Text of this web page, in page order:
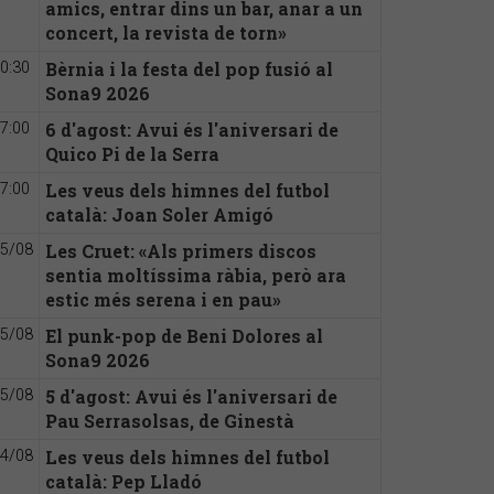
amics, entrar dins un bar, anar a un
concert, la revista de torn»
Bèrnia i la festa del pop fusió al
Sona9 2026
6 d'agost: Avui és l'aniversari de
Quico Pi de la Serra
Les veus dels himnes del futbol
català: Joan Soler Amigó
08
Les Cruet: «Als primers discos
sentia moltíssima ràbia, però ara
estic més serena i en pau»
08
El punk-pop de Beni Dolores al
Sona9 2026
08
5 d'agost: Avui és l'aniversari de
Pau Serrasolsas, de Ginestà
08
Les veus dels himnes del futbol
català: Pep Lladó